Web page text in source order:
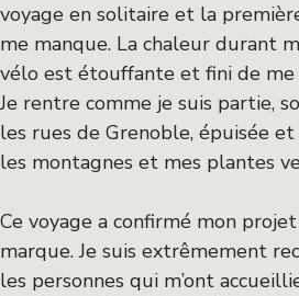
voyage en solitaire et la
me manque. La chaleur durant
vélo est étouffante et fini de me
Je rentre comme je suis partie,
les rues de Grenoble, épuisée
les montagnes et mes plantes
Ce voyage a confirmé mon
marque. Je suis extrêmement
les personnes qui m’ont